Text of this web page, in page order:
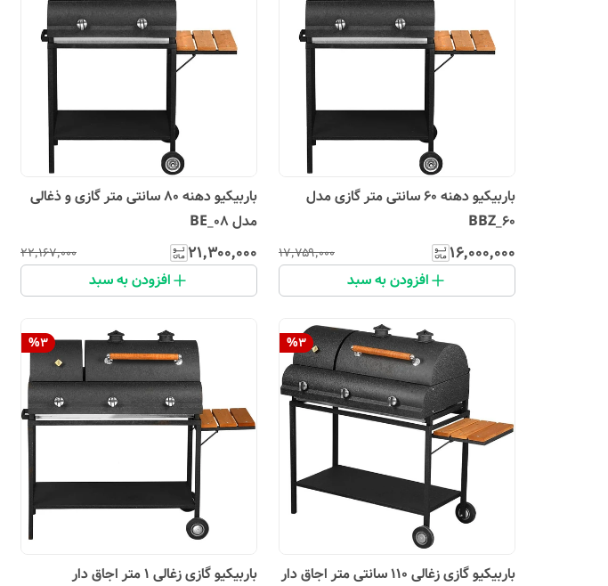
باربیکیو دهنه 60 سانتی متر گازی مدل
BBZ_60
۱۶٬۰۰۰٬۰۰۰ ۱۷٬۷۵۹٬۰۰۰
افزودن به سبد
باربیکیو دهنه 80 سانتی متر گازی و ذغالی
مدل BE_08
۲۱٬۳۰۰٬۰۰۰ ۲۲٬۱۶۷٬۰۰۰
افزودن به سبد
%3
باربیکیو گازی زغالی 110 سانتی متر اجاق دار
%3
باربیکیو گازی زغالی 1 متر اجاق دار